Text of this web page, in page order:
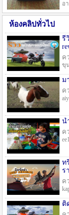
อ
ห้องคลิปทั่วไป
รี
ค
ขุ
ม
ค
น้
ค
ท
ร
ค
ติ